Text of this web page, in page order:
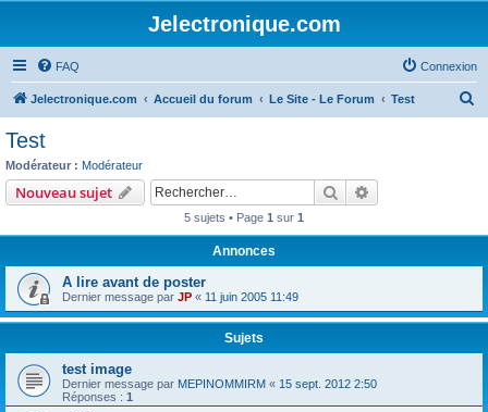
Jelectronique.com
FAQ Connexion
Jelectronique.com Accueil du forum Le Site - Le Forum Test
Test
Modérateur : Modérateur
Nouveau sujet Rechercher
5 sujets • Page 1 sur 1
Annonces
A lire avant de poster
Dernier message par JP « 11 juin 2005 11:49
Sujets
test image
Dernier message par MEPINOMMIRM « 15 sept. 2012 2:50
Réponses : 1